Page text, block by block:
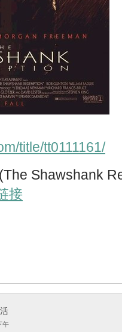
title/tt0111161/
Shawshank
接
午